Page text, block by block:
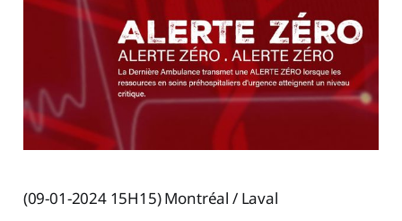
(09-01-2024 15H15) Montréal / Laval